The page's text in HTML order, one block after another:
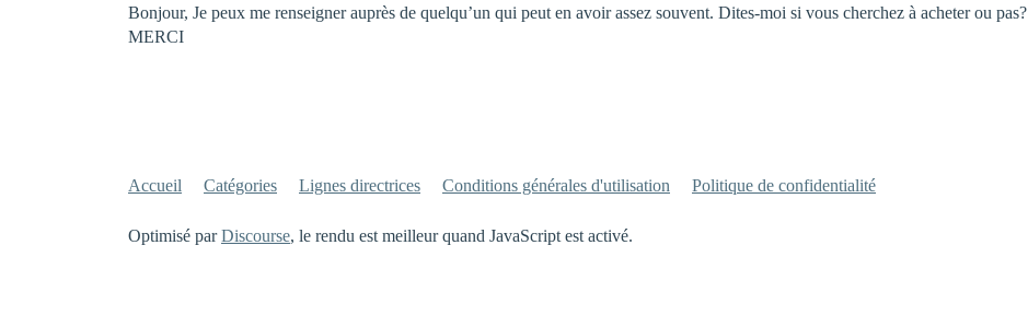
Bonjour, Je peux me renseigner auprès de quelqu’un qui peut en avoir assez souvent. Dites-moi si vous cherchez à acheter ou pas?
MERCI
Accueil Catégories Lignes directrices Conditions générales d'utilisation Politique de confidentialité
Optimisé parDiscourse, le rendu est meilleur quand JavaScript est activé.